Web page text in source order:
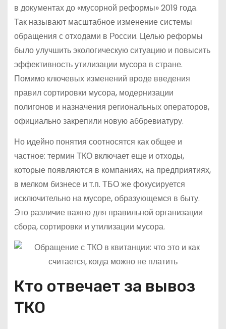
в документах до «мусорной реформы» 2019 года.
Так называют масштабное изменение системы
обращения с отходами в России. Целью реформы
было улучшить экологическую ситуацию и повысить
эффективность утилизации мусора в стране.
Помимо ключевых изменений вроде введения
правил сортировки мусора, модернизации
полигонов и назначения региональных операторов,
официально закрепили новую аббревиатуру.
Но идейно понятия соотносятся как общее и
частное: термин ТКО включает еще и отходы,
которые появляются в компаниях, на предприятиях,
в мелком бизнесе и т.п. ТБО же фокусируется
исключительно на мусоре, образующемся в быту.
Это различие важно для правильной организации
сбора, сортировки и утилизации мусора.
Кто отвечает за вывоз
ТКО